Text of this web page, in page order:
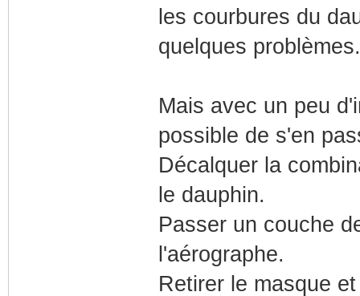
les courbures du
quelques problèmes.
Mais avec un peu
possible de s'en
Décalquer la
le dauphin.
Passer un couche
l'aérographe.
Retirer le masque